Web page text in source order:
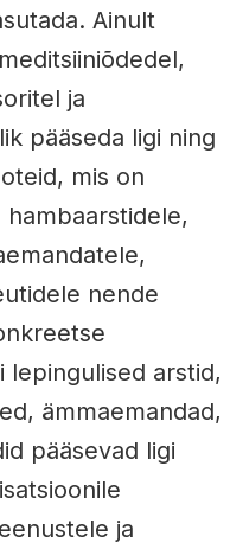
Ainult
ja
pääseda ligi ning
mis on
nende
lepingulised arstid,
ämmaemandad,
pääsevad ligi
ja